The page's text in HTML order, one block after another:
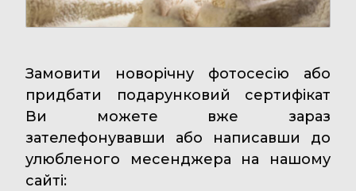
Замовити новорічну фотосесію або
придбати подарунковий сертифікат
Ви можете вже зараз
зателефонувавши або написавши до
улюбленого месенджера на нашому
сайті: